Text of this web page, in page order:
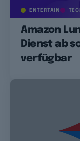
ENTERTAIN
Amazon
Dienst ab
verfügbar